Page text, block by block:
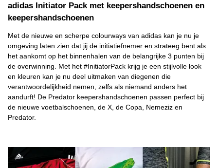
adidas Initiator Pack met keepershandschoenen en
keepershandschoenen
Met de nieuwe en scherpe colourways van adidas kan je nu je
omgeving laten zien dat jij de initiatiefnemer en strateeg bent als
het aankomt op het binnenhalen van de belangrijke 3 punten bij
de overwinning. Met het #InitiatorPack krijg je een stijlvolle look
en kleuren kan je nu deel uitmaken van diegenen die
verantwoordelijkheid nemen, zelfs als niemand anders het
aandurft! De Predator keepershandschoenen passen perfect bij
de nieuwe voetbalschoenen, de X, de Copa, Nemeziz en
Predator.